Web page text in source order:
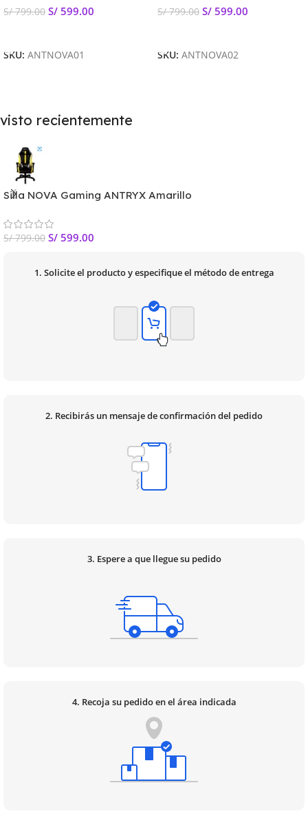
S/799.00 S/ 599.00
SKU: ANTNOVA01
S/799.00 S/ 599.00
SKU: ANTNOVA02
visto recientemente
Silla NOVA Gaming ANTRYX Amarillo
S/799.00 S/ 599.00
1. Solicite el producto y especifique el método de entrega
2. Recibirás un mensaje de confirmación del pedido
3. Espere a que llegue su pedido
4. Recoja su pedido en el área indicada